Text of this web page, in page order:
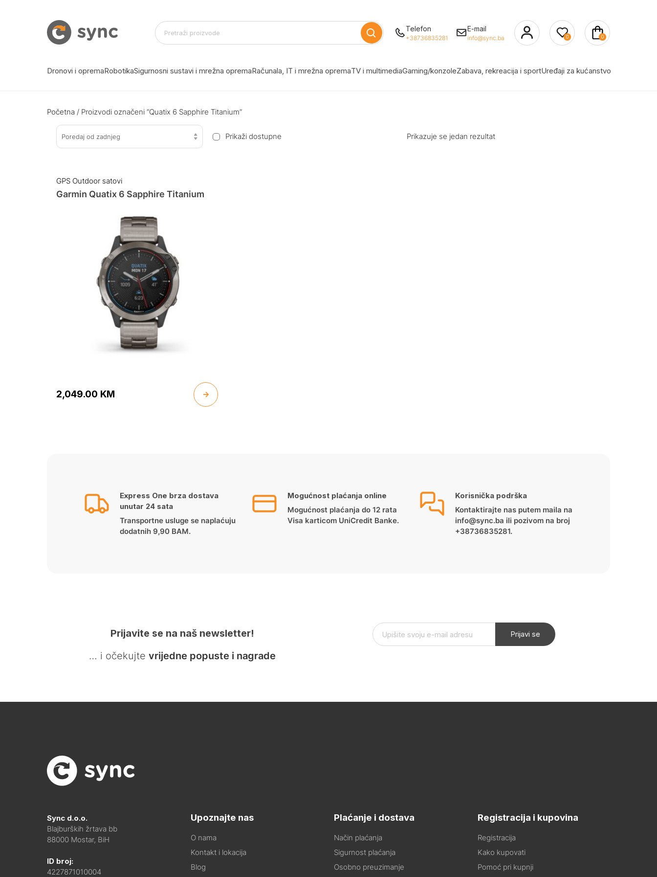
Telefon
+38736835281
E-mail
info@sync.ba 0 0
Dronovi i opremaRobotikaSigurnosni sustavi i mrežna opremaRačunala, IT i mrežna opremaTV i multimediaGaming/konzoleZabava, rekreacija i sportUređaji za kućanstvo
Početna / Proizvodi označeni “Quatix 6 Sapphire Titanium”
Poredaj od zadnjeg Prikaži dostupne Prikazuje se jedan rezultat
GPS Outdoor satovi
Garmin Quatix 6 Sapphire Titanium
2,049.00 KM
Express One brza dostava
unutar 24 sata
Transportne usluge se naplaćuju
dodatnih 9,90 BAM.
Mogućnost plaćanja online
Mogućnost plaćanja do 12 rata
Visa karticom UniCredit Banke.
Korisnička podrška
Kontaktirajte nas putem maila na
info@sync.ba ili pozivom na broj
+38736835281.
Prijavite se na naš newsletter!
… i očekujte vrijedne popuste i nagrade
Prijavi se
Sync d.o.o.
Blajburških žrtava bb
88000 Mostar, BiH
ID broj:
4227871010004
Upoznajte nas
O nama
Kontakt i lokacija
Blog
Plaćanje i dostava
Način plaćanja
Sigurnost plaćanja
Osobno preuzimanje
Registracija i kupovina
Registracija
Kako kupovati
Pomoć pri kupnji